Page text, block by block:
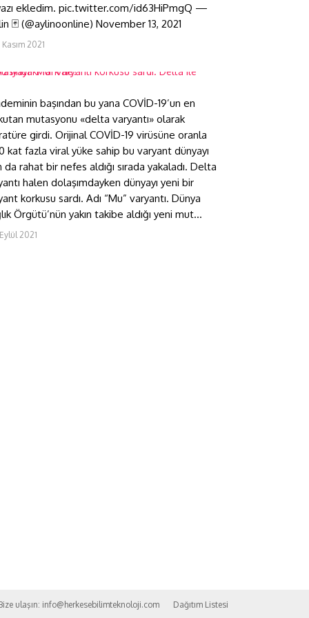
ekledim. pic.twitter.com/id63HiPmgQ —
🃏 (@aylinoonline) November 13, 2021
Kasım 2021
“Mu” varyantı korkusu
Delta ile arasındaki fark
başından bu yana COVİD-19’un en
mutasyonu «delta varyantı» olarak
girdi. Orijinal COVİD-19 virüsüne oranla
kat fazla viral yüke sahip bu varyant dünyayı
da rahat bir nefes aldığı sırada yakaladı. Delta
halen dolaşımdayken dünyayı yeni bir
korkusu sardı. Adı “Mu” varyantı. Dünya
Örgütü’nün yakın takibe aldığı yeni mut...
2021
ulaşın: info@herkesebilimteknoloji.com Dağıtım Listesi